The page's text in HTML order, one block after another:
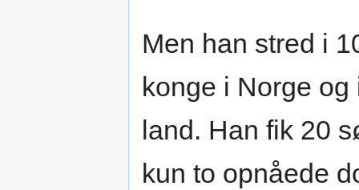
Men han stred i
konge i Norge
land. Han fik 20
kun to opnåede